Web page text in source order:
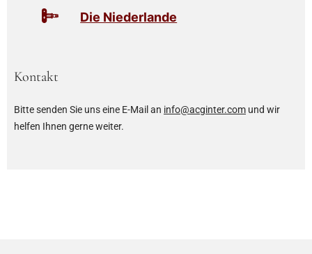
Die Niederlande
Kontakt
Bitte senden Sie uns eine E-Mail an info@acginter.com und wir
helfen Ihnen gerne weiter.